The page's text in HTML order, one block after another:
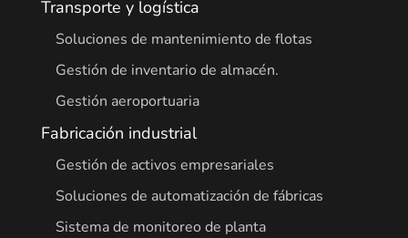
Transporte y logística
Soluciones de mantenimiento de flotas
Gestión de inventario de almacén.
Gestión aeroportuaria
Fabricación industrial
Gestión de activos empresariales
Soluciones de automatización de fábricas
Sistema de monitoreo de planta